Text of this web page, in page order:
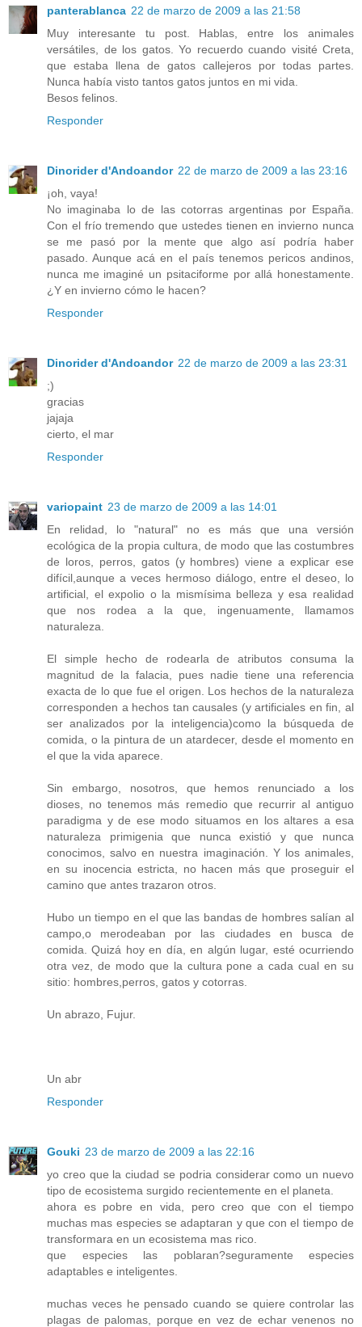
panterablanca 22 de marzo de 2009 a las 21:58
Muy interesante tu post. Hablas, entre los animales
versátiles, de los gatos. Yo recuerdo cuando visité Creta,
que estaba llena de gatos callejeros por todas partes.
Nunca había visto tantos gatos juntos en mi vida.
Besos felinos.
Responder
Dinorider d'Andoandor 22 de marzo de 2009 a las 23:16
¡oh, vaya!
No imaginaba lo de las cotorras argentinas por España.
Con el frío tremendo que ustedes tienen en invierno nunca
se me pasó por la mente que algo así podría haber
pasado. Aunque acá en el país tenemos pericos andinos,
nunca me imaginé un psitaciforme por allá honestamente.
¿Y en invierno cómo le hacen?
Responder
Dinorider d'Andoandor 22 de marzo de 2009 a las 23:31
;)
gracias
jajaja
cierto, el mar
Responder
variopaint 23 de marzo de 2009 a las 14:01
En relidad, lo "natural" no es más que una versión
ecológica de la propia cultura, de modo que las costumbres
de loros, perros, gatos (y hombres) viene a explicar ese
difícil,aunque a veces hermoso diálogo, entre el deseo, lo
artificial, el expolio o la mismísima belleza y esa realidad
que nos rodea a la que, ingenuamente, llamamos
naturaleza.
El simple hecho de rodearla de atributos consuma la
magnitud de la falacia, pues nadie tiene una referencia
exacta de lo que fue el origen. Los hechos de la naturaleza
corresponden a hechos tan causales (y artificiales en fin, al
ser analizados por la inteligencia)como la búsqueda de
comida, o la pintura de un atardecer, desde el momento en
el que la vida aparece.
Sin embargo, nosotros, que hemos renunciado a los
dioses, no tenemos más remedio que recurrir al antiguo
paradigma y de ese modo situamos en los altares a esa
naturaleza primigenia que nunca existió y que nunca
conocimos, salvo en nuestra imaginación. Y los animales,
en su inocencia estricta, no hacen más que proseguir el
camino que antes trazaron otros.
Hubo un tiempo en el que las bandas de hombres salían al
campo,o merodeaban por las ciudades en busca de
comida. Quizá hoy en día, en algún lugar, esté ocurriendo
otra vez, de modo que la cultura pone a cada cual en su
sitio: hombres,perros, gatos y cotorras.
Un abrazo, Fujur.
Un abr
Responder
Gouki 23 de marzo de 2009 a las 22:16
yo creo que la ciudad se podria considerar como un nuevo
tipo de ecosistema surgido recientemente en el planeta.
ahora es pobre en vida, pero creo que con el tiempo
muchas mas especies se adaptaran y que con el tiempo de
transformara en un ecosistema mas rico.
que especies las poblaran?seguramente especies
adaptables e inteligentes.
muchas veces he pensado cuando se quiere controlar las
plagas de palomas, porque en vez de echar venenos no